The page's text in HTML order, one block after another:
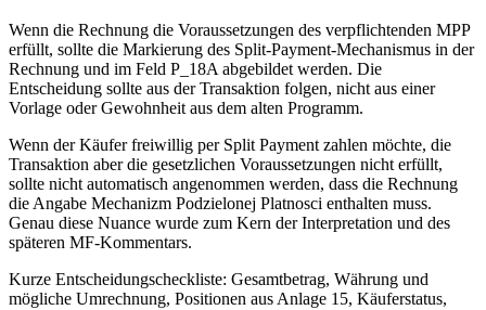
Wenn die Rechnung die Voraussetzungen des verpflichtenden MPP
erfüllt, sollte die Markierung des Split-Payment-Mechanismus in der
Rechnung und im Feld P_18A abgebildet werden. Die
Entscheidung sollte aus der Transaktion folgen, nicht aus einer
Vorlage oder Gewohnheit aus dem alten Programm.
Wenn der Käufer freiwillig per Split Payment zahlen möchte, die
Transaktion aber die gesetzlichen Voraussetzungen nicht erfüllt,
sollte nicht automatisch angenommen werden, dass die Rechnung
die Angabe Mechanizm Podzielonej Platnosci enthalten muss.
Genau diese Nuance wurde zum Kern der Interpretation und des
späteren MF-Kommentars.
Kurze Entscheidungscheckliste: Gesamtbetrag, Währung und
mögliche Umrechnung, Positionen aus Anlage 15, Käuferstatus,